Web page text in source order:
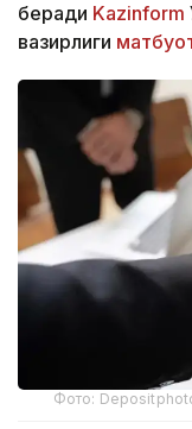
беради Kazinform
вазирлиги
Фото: